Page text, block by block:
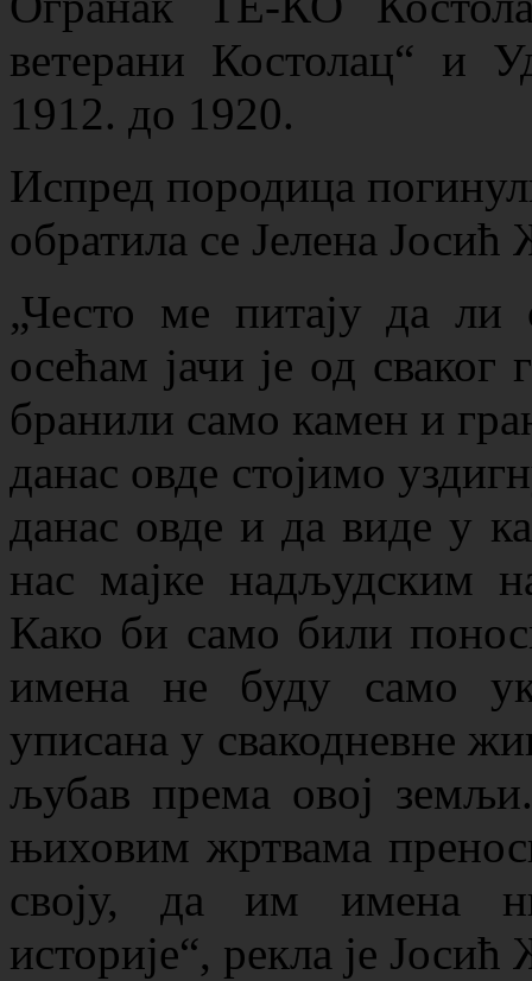
ветерани Костолац“ и
1912. до 1920.
Испред породица
обратила се Јелена
„Често ме питају да
осећам јачи је од
бранили само камен и
данас овде стојимо
данас овде и да виде у
нас мајке надљудским
Како би само били
имена не буду само
уписана у свакодневне
љубав према овој
њиховим жртвама
своју, да им имена
историје“, рекла је